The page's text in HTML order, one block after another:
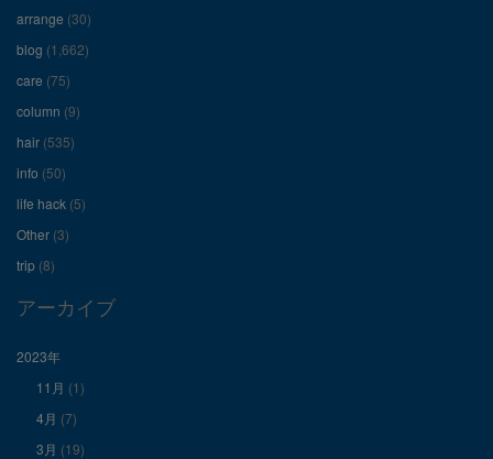
フ
ィ
ー
ル
を
Facebook
で
示
arrange (30)
blog (1,662)
care (75)
column (9)
hair (535)
info (50)
life hack (5)
Other (3)
trip (8)
アーカイブ
2023年
11月 (1)
4月 (7)
3月 (19)